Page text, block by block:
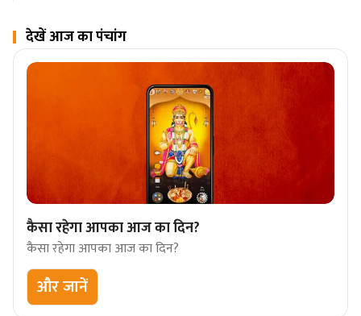
देखें आज का पंचांग
कैसा रहेगा आपका आज का दिन?
कैसा रहेगा आपका आज का दिन?
और जानें